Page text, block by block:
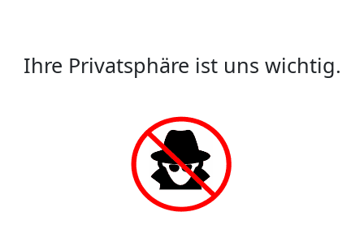
Ihre Privatsphäre ist uns wichtig.